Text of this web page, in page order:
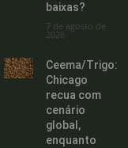
baixas?
7 de agosto de
2026
Ceema/Trigo:
Chicago
recua com
cenário
global,
enquanto